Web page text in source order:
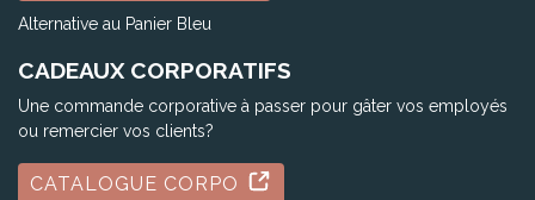
Alternative au Panier Bleu
CADEAUX CORPORATIFS
Une commande corporative à passer pour gâter vos employés
ou remercier vos clients?
CATALOGUE CORPO